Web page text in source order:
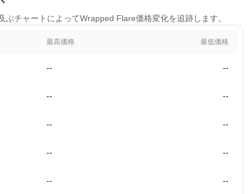
チャートによってWrapped Flare価格変化を追跡します。
最高価格 最低価格
-- --
-- --
-- --
-- --
-- --